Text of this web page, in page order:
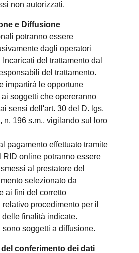
non autorizzati.
e Diffusione
potranno essere
dagli operatori
del trattamento dal
del trattamento.
impartirà le opportune
soggetti che opereranno
sensi dell'art. 30 del D. lgs.
n. 196 s.m., vigilando sul loro
pagamento effettuato tramite
RID online potranno essere
al prestatore del
selezionato da
ai fini del corretto
procedimento per il
delle finalità indicate.
sono soggetti a diffusione.
conferimento dei dati